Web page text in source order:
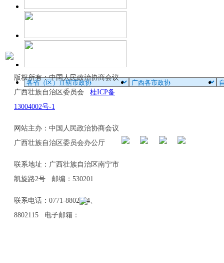
版权所有：中国人民政治协商会议
广西壮族自治区委员会 桂ICP备
13004002号-1
网站主办：中国人民政治协商会议
广西壮族自治区委员会办公厅
联系地址：广西壮族自治区南宁市
凯旋路2号 邮编：530201
联系电话：0771-8802114、
8802115 电子邮箱：